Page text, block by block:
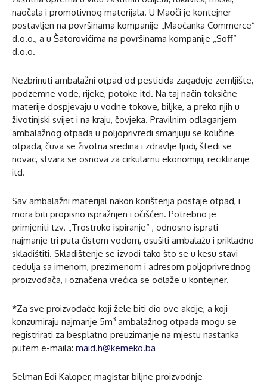
naočala i promotivnog materijala. U Maoči je kontejner
postavljen na površinama kompanije „Maočanka Commerce“
d.o.o., a u Šatorovićima na površinama kompanije „Soff“
d.o.o.
Nezbrinuti ambalažni otpad od pesticida zagađuje zemljište,
podzemne vode, rijeke, potoke itd. Na taj način toksične
materije dospjevaju u vodne tokove, biljke, a preko njih u
životinjski svijet i na kraju, čovjeka. Pravilnim odlaganjem
ambalažnog otpada u poljoprivredi smanjuju se količine
otpada, čuva se životna sredina i zdravlje ljudi, štedi se
novac, stvara se osnova za cirkularnu ekonomiju, recikliranje
itd.
Sav ambalažni materijal nakon korištenja postaje otpad, i
mora biti propisno ispražnjen i očišćen. Potrebno je
primjeniti tzv. „Trostruko ispiranje“ , odnosno isprati
najmanje tri puta čistom vodom, osušiti ambalažu i prikladno
skladištiti. Skladištenje se izvodi tako što se u kesu stavi
cedulja sa imenom, prezimenom i adresom poljoprivrednog
proizvođača, i označena vrećica se odlaže u kontejner.
*Za sve proizvođače koji žele biti dio ove akcije, a koji
konzumiraju najmanje 5m3 ambalažnog otpada mogu se
registrirati za besplatno preuzimanje na mjestu nastanka
putem e-maila: maid.h@kemeko.ba
Selman Edi Kaloper, magistar biljne proizvodnje